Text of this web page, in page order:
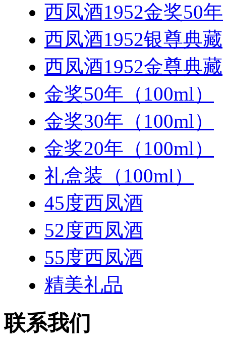
西凤酒1952金奖50年
西凤酒1952银尊典藏
西凤酒1952金尊典藏
金奖50年（100ml）
金奖30年（100ml）
金奖20年（100ml）
礼盒装（100ml）
45度西凤酒
52度西凤酒
55度西凤酒
精美礼品
联系我们